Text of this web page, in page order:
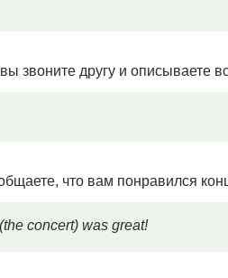
звоните другу и описываете
что вам понравился
concert) was great!